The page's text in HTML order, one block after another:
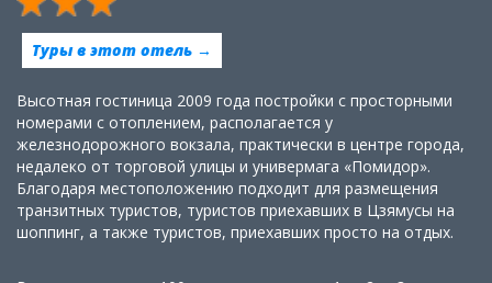
Туры в этот отель →
Высотная гостиница 2009 года постройки с просторными
номерами с отоплением, располагается у
железнодорожного вокзала, практически в центре города,
недалеко от торговой улицы и универмага «Помидор».
Благодаря местоположению подходит для размещения
транзитных туристов, туристов приехавших в Цзямусы на
шоппинг, а также туристов, приехавших просто на отдых.